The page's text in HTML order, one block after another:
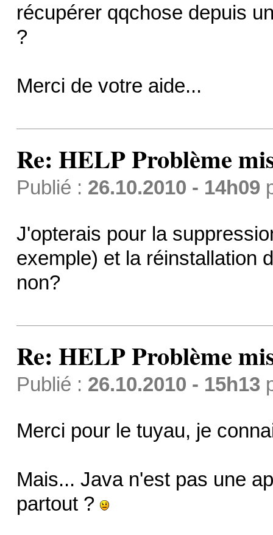
récupérer qqchose depuis
?
Merci de votre aide...
Re: HELP Problème
Publié : 26.10.2010 - 14h09
J'opterais pour la
exemple) et la réinstallation
non?
Re: HELP Problème
Publié : 26.10.2010 - 15h13
Merci pour le tuyau, je
Mais... Java n'est pas une
partout ?